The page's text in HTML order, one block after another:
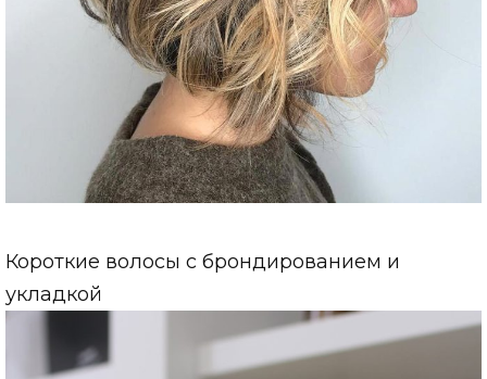
Короткие волосы с брондированием и
укладкой